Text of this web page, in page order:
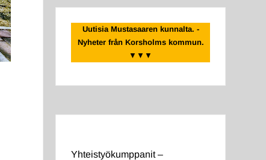
Uutisia Mustasaaren kunnalta. -
Nyheter från Korsholms kommun.
▼▼▼
Yhteistyökumppanit –